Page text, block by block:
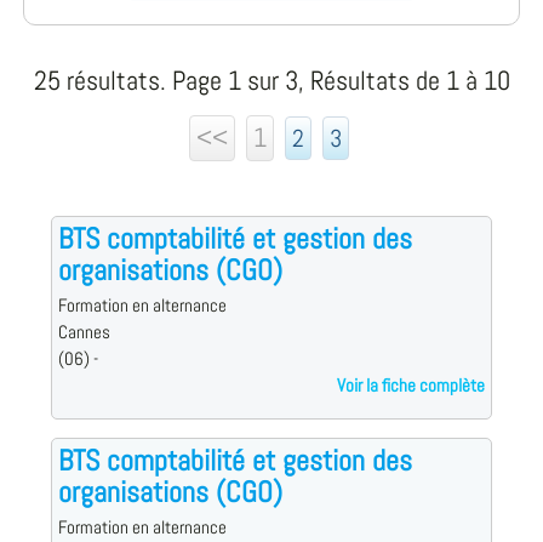
25 résultats. Page 1 sur 3, Résultats de 1 à 10
<<
1 2 3
BTS comptabilité et gestion des
organisations (CGO)
Formation en alternance
Cannes
(06) -
Voir la fiche complète
BTS comptabilité et gestion des
organisations (CGO)
Formation en alternance